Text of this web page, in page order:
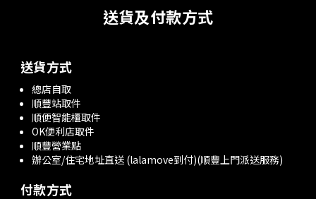
送貨及付款方式
送貨方式
總店自取
順豐站取件
順便智能櫃取件
OK便利店取件
順豐營業點
辦公室/住宅地址直送 (lalamove到付)(順豐上門派送服務)
付款方式